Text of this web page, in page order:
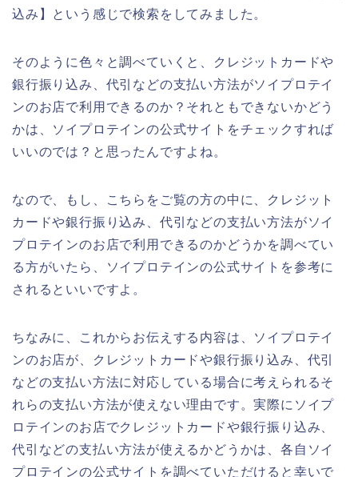
込み】という感じで検索をしてみました。
そのように色々と調べていくと、クレジットカードや
銀行振り込み、代引などの支払い方法がソイプロテイ
ンのお店で利用できるのか？それともできないかどう
かは、ソイプロテインの公式サイトをチェックすれば
いいのでは？と思ったんですよね。
なので、もし、こちらをご覧の方の中に、クレジット
カードや銀行振り込み、代引などの支払い方法がソイ
プロテインのお店で利用できるのかどうかを調べてい
る方がいたら、ソイプロテインの公式サイトを参考に
されるといいですよ。
ちなみに、これからお伝えする内容は、ソイプロテイ
ンのお店が、クレジットカードや銀行振り込み、代引
などの支払い方法に対応している場合に考えられるそ
れらの支払い方法が使えない理由です。実際にソイプ
ロテインのお店でクレジットカードや銀行振り込み、
代引などの支払い方法が使えるかどうかは、各自ソイ
プロテインの公式サイトを調べていただけると幸いで